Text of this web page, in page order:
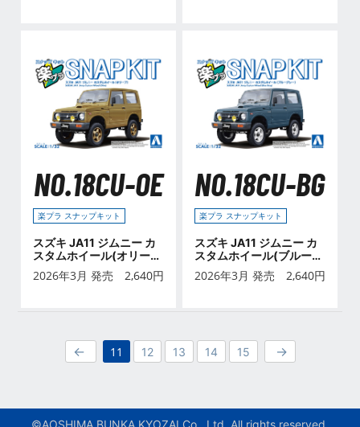
NO.18CU-OE
楽プラ スナップキット
スズキ JA11 ジムニー カ
スタムホイール(オリー
2026年3月 発売 2,640円
NO.18CU-BG
楽プラ スナップキット
スズキ JA11 ジムニー カ
スタムホイール(ブルーグ
2026年3月 発売 2,640円
11 12 13 14 15
©AOSHIMA BUNKA KYOZAI Co., Ltd. All rights reserved.